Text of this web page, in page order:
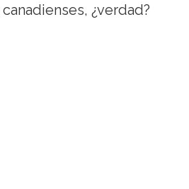
¿verdad?